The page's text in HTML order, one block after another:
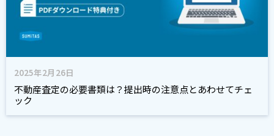
2025年2月26日
不動産査定の必要書類は？提出時の注意点とあわせてチェ
ック